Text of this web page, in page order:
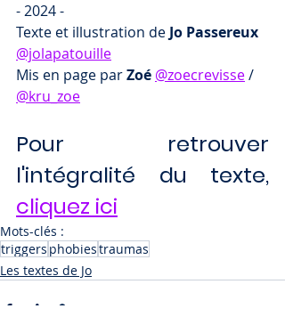
- 2024 -
Texte et illustration de Jo Passereux
@jolapatouille
Mis en page par Zoé @zoecrevisse /
@kru_zoe
Pour retrouver
cliquez ici
Mots-clés :
triggers phobiestraumas
Les textes de Jo